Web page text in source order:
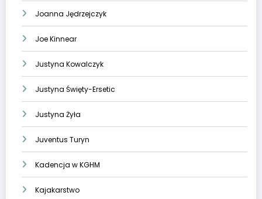
Joanna Jędrzejczyk
Joe Kinnear
Justyna Kowalczyk
Justyna Święty-Ersetic
Justyna Żyła
Juventus Turyn
Kadencja w KGHM
Kajakarstwo